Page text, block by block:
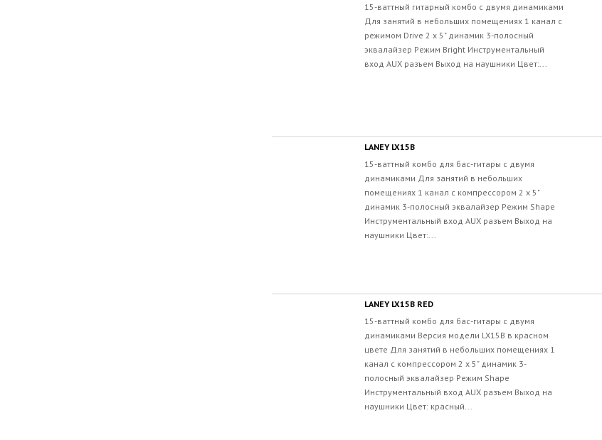
15-ваттный гитарный комбо с двумя динамиками
Для занятий в небольших помещениях 1 канал с
режимом Drive 2 x 5" динамик 3-полосный
эквалайзер Режим Bright Инструментальный
вход AUX разъем Выход на наушники Цвет:...
LANEY LX15B
15-ваттный комбо для бас-гитары с двумя
динамиками Для занятий в небольших
помещениях 1 канал с компрессором 2 x 5"
динамик 3-полосный эквалайзер Режим Shape
Инструментальный вход AUX разъем Выход на
наушники Цвет:...
LANEY LX15B RED
15-ваттный комбо для бас-гитары с двумя
динамиками Версия модели LX15B в красном
цвете Для занятий в небольших помещениях 1
канал с компрессором 2 x 5" динамик 3-
полосный эквалайзер Режим Shape
Инструментальный вход AUX разъем Выход на
наушники Цвет: красный...